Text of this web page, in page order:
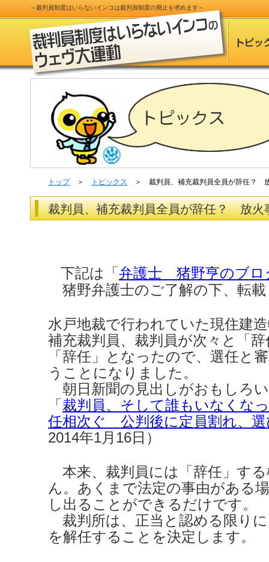
～裁判員制度はいらないインコは裁判員制度の廃止を求めます～
トップ＞ トピックス ＞ 裁判員、補充裁判員全員が辞任？
裁判員、補充裁判員全員が辞任？ 放火
下記は「 弁護士 猪野亨のブロ
猪野弁護士のご了解の下、転
水戸地裁で行われていた現住建
補充裁判員、裁判員が次々と「
「辞任」となったので、選任と
うことになりました。
朝日新聞の見出しがおもしろ
「 裁判員、そして誰もいなくな
任相次ぐ 公判後に定員割れ、選
2014年1月16日）
本来、裁判員には「辞任」す
ん。あくまで法定の事由がある
し出ることができるだけです。
裁判所は、正当と認める限り
を解任することを決定します。